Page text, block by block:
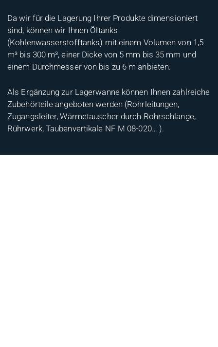
Da wir für die Lagerung Ihrer Produkte dimensioniert
sind, können wir Ihnen Öltanks
(Kohlenwasserstofftanks) mit einem Volumen von 1,5
m³ bis 300 m³, einer Dicke von 5 mm bis 35 mm und
einem Durchmesser von bis zu 6 m anbieten.
Als Ergänzung zur Lagerwanne können Ihnen zahlreiche
Zubehörteile angeboten werden (Rohrleitungen,
Zugangsleiter, Wärmetauscher durch Rohrschlange,
Rührwerk, Taubenvertikale NF M 08-020… ).